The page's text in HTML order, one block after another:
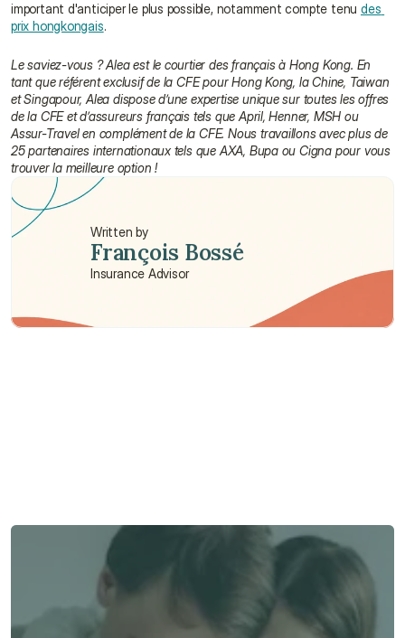
important d'anticiper le plus possible, notamment compte tenu des
prix hongkongais.
Le saviez-vous ? Alea est le courtier des français à Hong Kong. En
tant que référent exclusif de la CFE pour Hong Kong, la Chine, Taiwan
et Singapour, Alea dispose d’une expertise unique sur toutes les offres
de la CFE et d’assureurs français tels que April, Henner, MSH ou
Assur-Travel en complément de la CFE. Nous travaillons avec plus de
25 partenaires internationaux tels que AXA, Bupa ou Cigna pour vous
trouver la meilleure option !
Written by
François Bossé
Insurance Advisor